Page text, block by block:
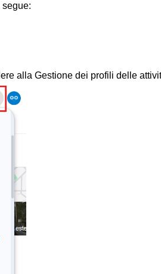
segue:
alla Gestione dei profili delle